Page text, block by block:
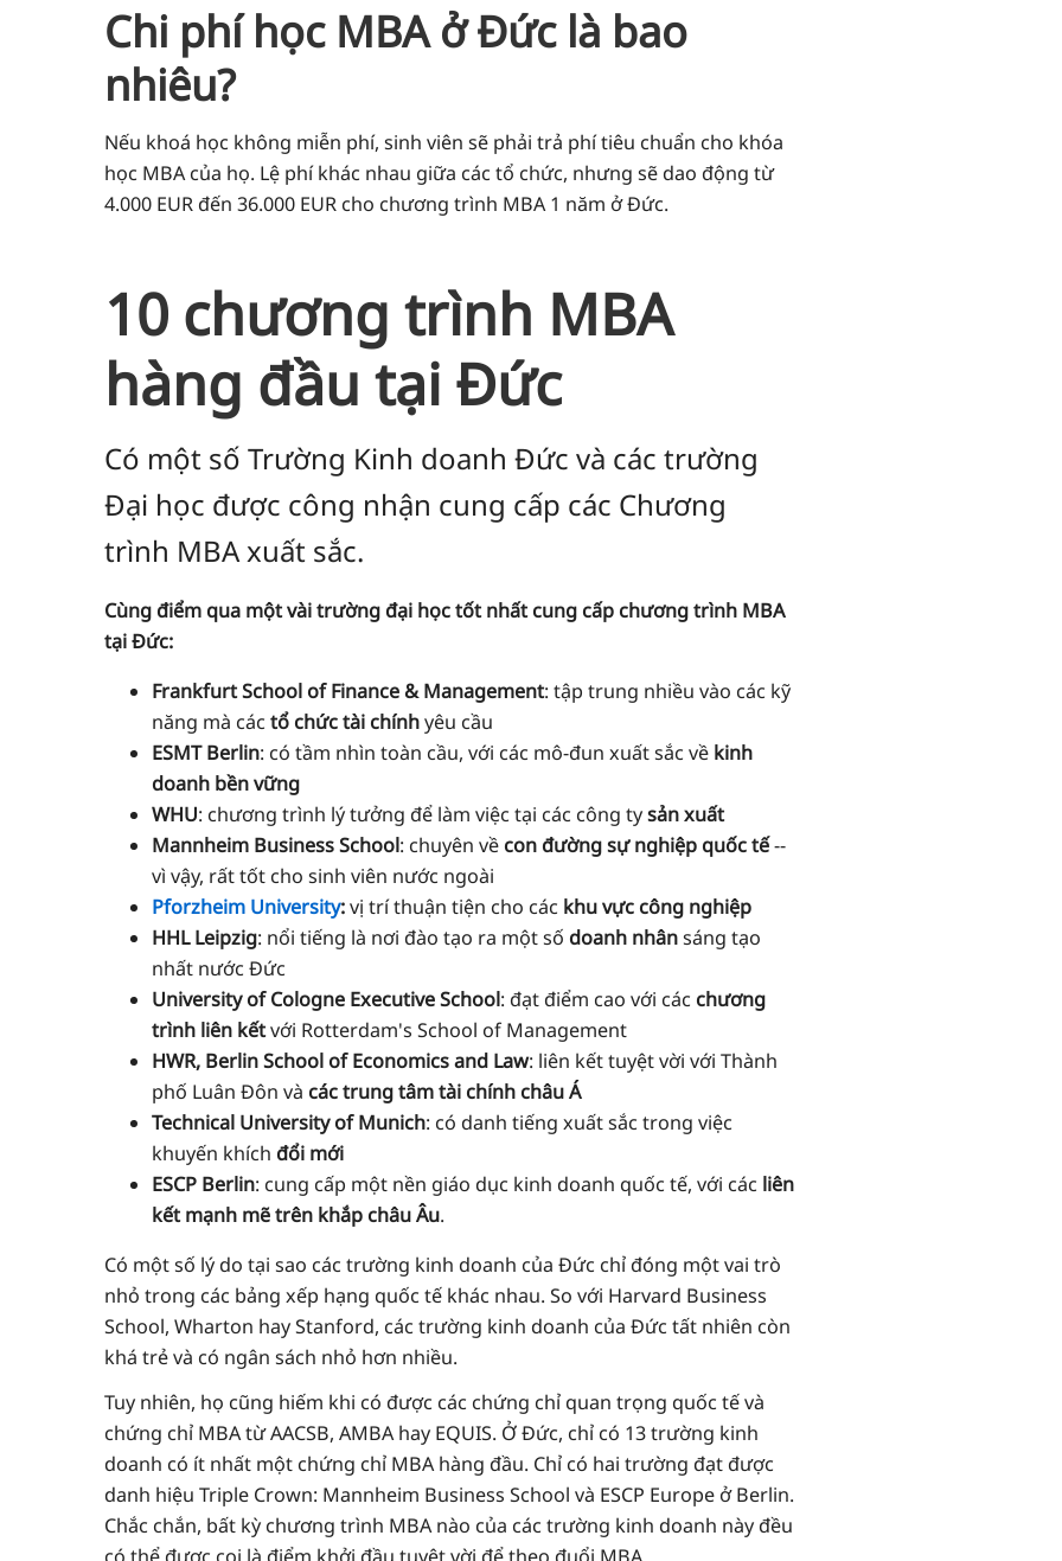
Chi phí học MBA ở Đức là bao
nhiêu?
Nếu khoá học không miễn phí, sinh viên sẽ phải trả phí tiêu chuẩn cho khóa
học MBA của họ. Lệ phí khác nhau giữa các tổ chức, nhưng sẽ dao động từ
4.000 EUR đến 36.000 EUR cho chương trình MBA 1 năm ở Đức.
10 chương trình MBA
hàng đầu tại Đức
Có một số Trường Kinh doanh Đức và các trường
Đại học được công nhận cung cấp các Chương
trình MBA xuất sắc.
Cùng điểm qua một vài trường đại học tốt nhất cung cấp chương trình MBA
tại Đức:
Frankfurt School of Finance & Management: tập trung nhiều vào các kỹ
năng mà các tổ chức tài chính yêu cầu
ESMT Berlin: có tầm nhìn toàn cầu, với các mô-đun xuất sắc về kinh
doanh bền vững
WHU: chương trình lý tưởng để làm việc tại các công ty sản xuất
Mannheim Business School: chuyên về con đường sự nghiệp quốc tế --
vì vậy, rất tốt cho sinh viên nước ngoài
Pforzheim University: vị trí thuận tiện cho các khu vực công nghiệp
HHL Leipzig: nổi tiếng là nơi đào tạo ra một số doanh nhân sáng tạo
nhất nước Đức
University of Cologne Executive School: đạt điểm cao với các chương
trình liên kết với Rotterdam's School of Management
HWR, Berlin School of Economics and Law: liên kết tuyệt vời với Thành
phố Luân Đôn và các trung tâm tài chính châu Á
Technical University of Munich: có danh tiếng xuất sắc trong việc
khuyến khích đổi mới
ESCP Berlin: cung cấp một nền giáo dục kinh doanh quốc tế, với các liên
kết mạnh mẽ trên khắp châu Âu.
Có một số lý do tại sao các trường kinh doanh của Đức chỉ đóng một vai trò
nhỏ trong các bảng xếp hạng quốc tế khác nhau. So với Harvard Business
School, Wharton hay Stanford, các trường kinh doanh của Đức tất nhiên còn
khá trẻ và có ngân sách nhỏ hơn nhiều.
Tuy nhiên, họ cũng hiếm khi có được các chứng chỉ quan trọng quốc tế và
chứng chỉ MBA từ AACSB, AMBA hay EQUIS. Ở Đức, chỉ có 13 trường kinh
doanh có ít nhất một chứng chỉ MBA hàng đầu. Chỉ có hai trường đạt được
danh hiệu Triple Crown: Mannheim Business School và ESCP Europe ở Berlin.
Chắc chắn, bất kỳ chương trình MBA nào của các trường kinh doanh này đều